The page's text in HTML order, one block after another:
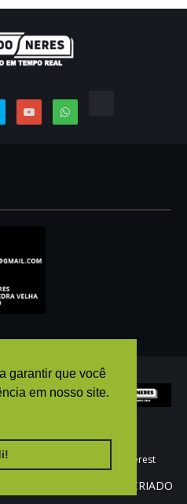
garantir que você
em nosso site.
E-MAIL pinterest
os direitos reservados. CRIADO